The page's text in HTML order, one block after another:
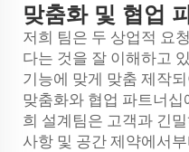
맞춤화 및 협업
저희 팀은 두 상업적 요
다는 것을 잘 이해하고
기능에 맞게 맞춤 제작
맞춤화와 협업 파트너십
희 설계팀은 고객과 긴
사항 및 공간 제약에서